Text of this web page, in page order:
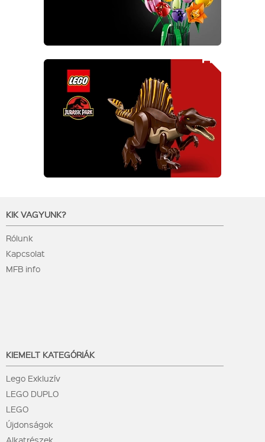
KIK VAGYUNK?
Rólunk
Kapcsolat
MFB info
KIEMELT KATEGÓRIÁK
Lego Exkluzív
LEGO DUPLO
LEGO
Újdonságok
Alkatrészek